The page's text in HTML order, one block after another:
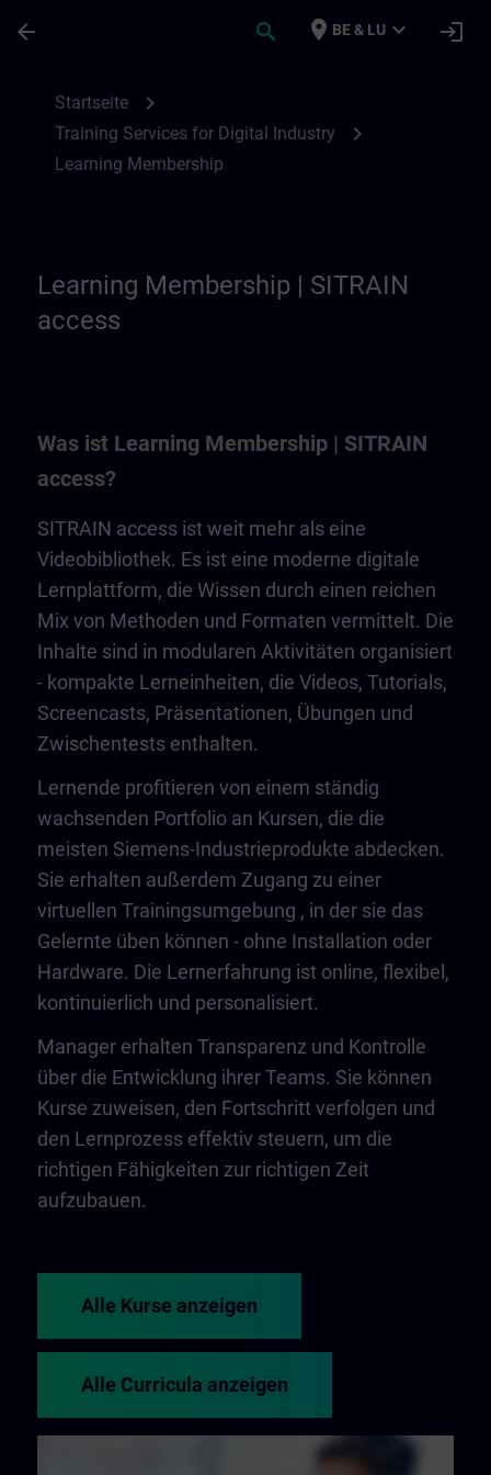
arrow_back search place BE & LU expand_more login
Startseite chevron_right
Training Services for Digital Industry chevron_right
Learning Membership
Learning Membership | SITRAIN
access
Was ist Learning Membership | SITRAIN
access?
SITRAIN access ist weit mehr als eine
Videobibliothek. Es ist eine moderne digitale
Lernplattform, die Wissen durch einen reichen
Mix von Methoden und Formaten vermittelt. Die
Inhalte sind in modularen Aktivitäten organisiert
- kompakte Lerneinheiten, die Videos, Tutorials,
Screencasts, Präsentationen, Übungen und
Zwischentests enthalten.
Lernende profitieren von einem ständig
wachsenden Portfolio an Kursen, die die
meisten Siemens-Industrieprodukte abdecken.
Sie erhalten außerdem Zugang zu einer
virtuellen Trainingsumgebung , in der sie das
Gelernte üben können - ohne Installation oder
Hardware. Die Lernerfahrung ist online, flexibel,
kontinuierlich und personalisiert.
Manager erhalten Transparenz und Kontrolle
über die Entwicklung ihrer Teams. Sie können
Kurse zuweisen, den Fortschritt verfolgen und
den Lernprozess effektiv steuern, um die
richtigen Fähigkeiten zur richtigen Zeit
aufzubauen.
Alle Kurse anzeigen
Alle Curricula anzeigen